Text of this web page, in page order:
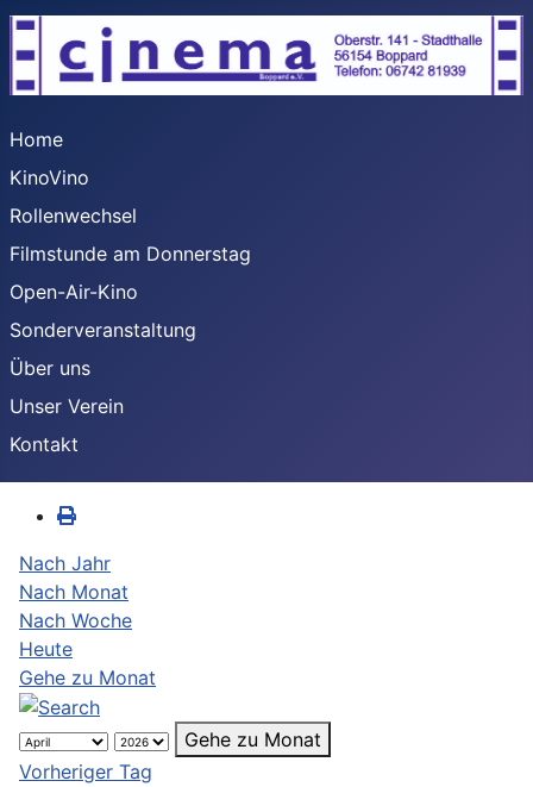
Home
KinoVino
Rollenwechsel
Filmstunde am Donnerstag
Open-Air-Kino
Sonderveranstaltung
Über uns
Unser Verein
Kontakt
Nach Jahr
Nach Monat
Nach Woche
Heute
Gehe zu Monat
Gehe zu Monat
Vorheriger Tag